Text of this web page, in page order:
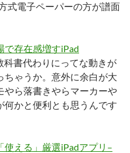
式電子ペーパーの方が譜面
存在感増すiPad
科書代わりにってな動きが
ちゃうか。意外に余白が大
やら落書きやらマーカーや
何かと便利とも思うんです
使える」厳選iPadアプリ–